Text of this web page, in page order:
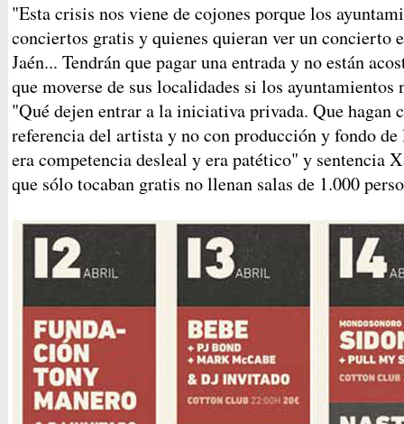
"Esta crisis nos viene de cojones porque los
conciertos gratis y quienes quieran ver un concierto
Jaén... Tendrán que pagar una entrada y no están
que moverse de sus localidades si los
"Qué dejen entrar a la iniciativa privada. Que hagan
referencia del artista y no con producción y fondo
era competencia desleal y era patético" y sentencia
que sólo tocaban gratis no llenan salas de 1.000